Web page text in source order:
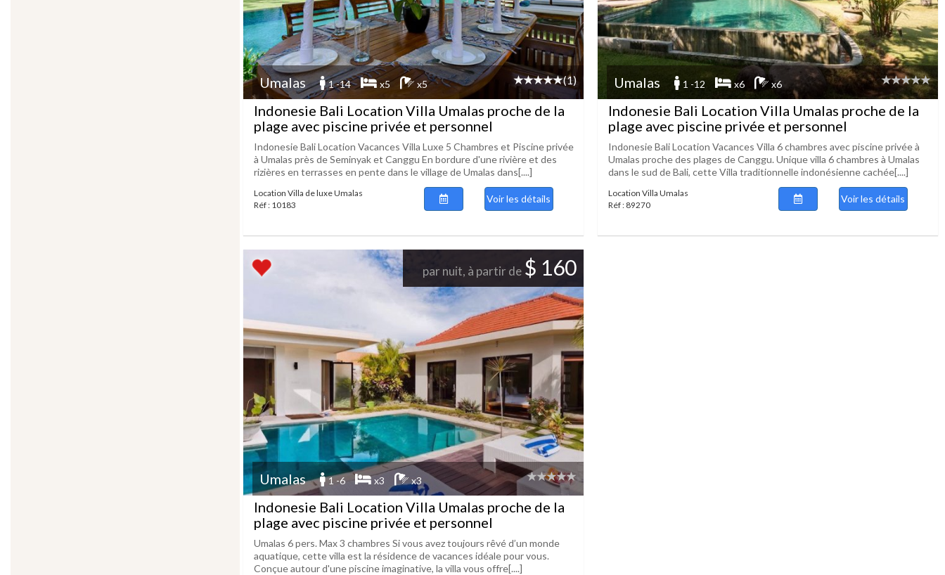
Umalas 1 -14 x5 x5 (1)
Indonesie Bali Location Villa Umalas proche de la
plage avec piscine privée et personnel
Indonesie Bali Location Vacances Villa Luxe 5 Chambres et Piscine privée
à Umalas près de Seminyak et Canggu En bordure d'une rivière et des
rizières en terrasses en pente dans le village de Umalas dans[....]
Location Villa de luxe Umalas
Réf : 10183
Voir les détails
Umalas 1 -12 x6 x6
Indonesie Bali Location Villa Umalas proche de la
plage avec piscine privée et personnel
Indonesie Bali Location Vacances Villa 6 chambres avec piscine privée à
Umalas proche des plages de Canggu. Unique villa 6 chambres à Umalas
dans le sud de Bali, cette Villa traditionnelle indonésienne cachée[....]
Location Villa Umalas
Réf : 89270
Voir les détails
par nuit, à partir de $ 160
Umalas 1 -6 x3 x3
Indonesie Bali Location Villa Umalas proche de la
plage avec piscine privée et personnel
Umalas 6 pers. Max 3 chambres Si vous avez toujours rêvé d’un monde
aquatique, cette villa est la résidence de vacances idéale pour vous.
Conçue autour d'une piscine imaginative, la villa vous offre[....]